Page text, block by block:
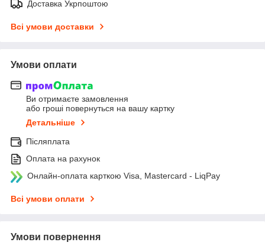
Доставка Укрпоштою
Всі умови доставки
Умови оплати
Ви отримаєте замовлення
або гроші повернуться на вашу картку
Детальніше
Післяплата
Оплата на рахунок
Онлайн-оплата карткою Visa, Mastercard - LiqPay
Всі умови оплати
Умови повернення